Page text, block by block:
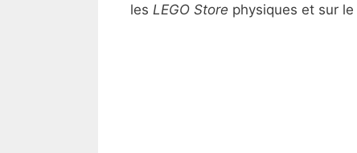
les LEGO Store physiques et sur le